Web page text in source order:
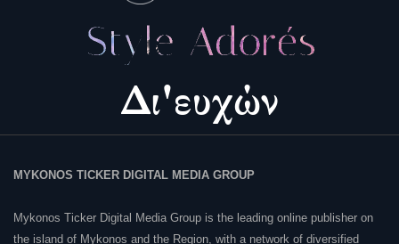
MYKONOS TICKER DIGITAL MEDIA GROUP
Mykonos Ticker Digital Media Group is the leading online publisher on
the island of Mykonos and the Region, with a network of diversified